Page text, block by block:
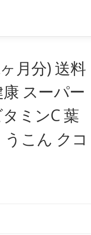
月分) 送料
スーパー
ミンC 葉
こん クコ